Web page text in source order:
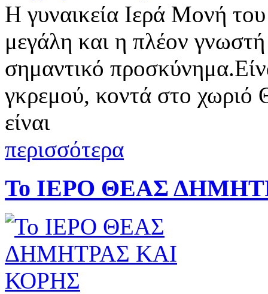
Η γυναικεία Ιερά Μονή
μεγάλη και η πλέον
σημαντικό
γκρεμού, κοντά στο χωριό
είναι
περισσότερα
Το ΙΕΡΟ ΘΕΑΣ